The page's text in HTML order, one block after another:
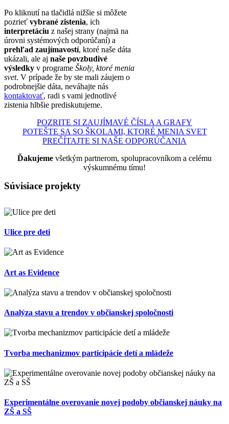
Po kliknutí na tlačidlá nižšie si môžete
pozrieť vybrané zistenia, ich
interpretáciu z našej strany (najmä na
úrovni systémových odporúčaní) a
prehľad zaujímavostí, ktoré naše dáta
ukázali, ale aj naše povzbudivé
výsledky v programe Školy, ktoré menia
svet. V prípade že by ste mali záujem o
podrobnejšie dáta, neváhajte nás
kontaktovať, radi s vami jednotlivé
zistenia hlbšie prediskutujeme.
POZRITE SI ZAUJÍMAVÉ ČÍSLA A GRAFY
POTEŠTE SA SO ŠKOLAMI, KTORÉ MENIA SVET
PREČÍTAJTE SI NAŠE ODPORÚČANIA
Ďakujeme všetkým partnerom, spolupracovníkom a celému
výskumnému tímu!
Súvisiace projekty
Ulice pre deti
Art as Evidence
Analýza stavu a trendov v občianskej spoločnosti
Tvorba mechanizmov participácie detí a mládeže
Experimentálne overovanie novej podoby občianskej náuky na
ZŠ a SŠ